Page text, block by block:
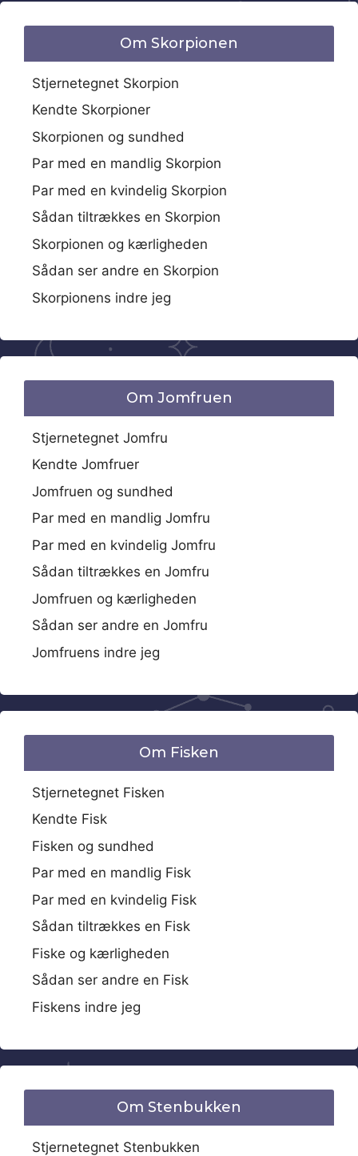
Om Skorpionen
Stjernetegnet Skorpion
Kendte Skorpioner
Skorpionen og sundhed
Par med en mandlig Skorpion
Par med en kvindelig Skorpion
Sådan tiltrækkes en Skorpion
Skorpionen og kærligheden
Sådan ser andre en Skorpion
Skorpionens indre jeg
Om Jomfruen
Stjernetegnet Jomfru
Kendte Jomfruer
Jomfruen og sundhed
Par med en mandlig Jomfru
Par med en kvindelig Jomfru
Sådan tiltrækkes en Jomfru
Jomfruen og kærligheden
Sådan ser andre en Jomfru
Jomfruens indre jeg
Om Fisken
Stjernetegnet Fisken
Kendte Fisk
Fisken og sundhed
Par med en mandlig Fisk
Par med en kvindelig Fisk
Sådan tiltrækkes en Fisk
Fiske og kærligheden
Sådan ser andre en Fisk
Fiskens indre jeg
Om Stenbukken
Stjernetegnet Stenbukken